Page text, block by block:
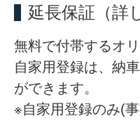
延長保証 （詳
無料で付帯するオ
自家用登録は、納
ができます。
※自家用登録のみ(